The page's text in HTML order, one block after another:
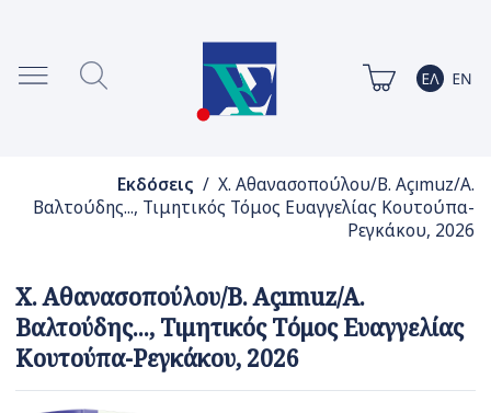
Εκδόσεις / Χ. Αθανασοπούλου/B. Açımuz/Α.
Βαλτούδης..., Τιμητικός Τόμος Ευαγγελίας Κουτούπα-
Ρεγκάκου, 2026
Χ. Αθανασοπούλου/B. Açımuz/Α.
Βαλτούδης..., Τιμητικός Τόμος Ευαγγελίας
Κουτούπα-Ρεγκάκου, 2026